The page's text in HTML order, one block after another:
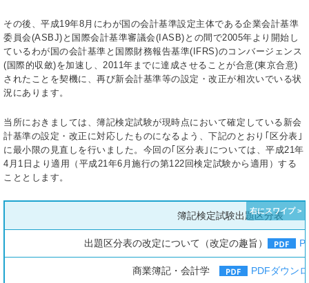
その後、平成19年8月にわが国の会計基準設定主体である企業会計基準
委員会(ASBJ)と国際会計基準審議会(IASB)との間で2005年より開始し
ているわが国の会計基準と国際財務報告基準(IFRS)のコンバージェンス
(国際的収斂)を加速し、2011年までに達成させることが合意(東京合意)
されたことを契機に、再び新会計基準等の設定・改正が相次いでいる状
況にあります。
当所におきましては、簿記検定試験が現時点において確定している新会
計基準の設定・改正に対応したものになるよう、下記のとおり｢区分表｣
に最小限の見直しを行いました。今回の｢区分表｣については、平成21年
4月1日より適用（平成21年6月施行の第122回検定試験から適用）する
こととします。
簿記検定試験出題区分表
出題区分表の改定について（改定の趣旨）
商業簿記・会計学 PDFダウン